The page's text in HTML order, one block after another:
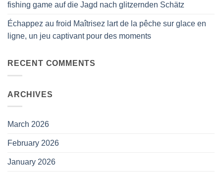
fishing game auf die Jagd nach glitzernden Schätz
Échappez au froid Maîtrisez lart de la pêche sur glace en
ligne, un jeu captivant pour des moments
RECENT COMMENTS
ARCHIVES
March 2026
February 2026
January 2026